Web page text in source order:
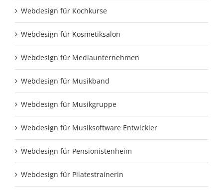
Webdesign für Kochkurse
Webdesign für Kosmetiksalon
Webdesign für Mediaunternehmen
Webdesign für Musikband
Webdesign für Musikgruppe
Webdesign für Musiksoftware Entwickler
Webdesign für Pensionistenheim
Webdesign für Pilatestrainerin